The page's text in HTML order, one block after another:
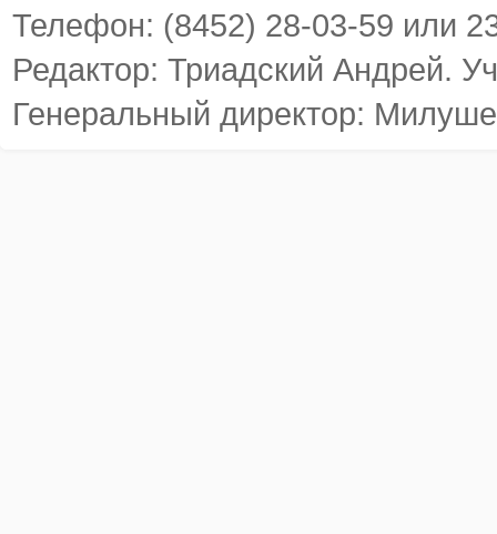
Телефон: (8452) 28-03-59 или
Редактор: Триадский Андрей.
Генеральный директор: